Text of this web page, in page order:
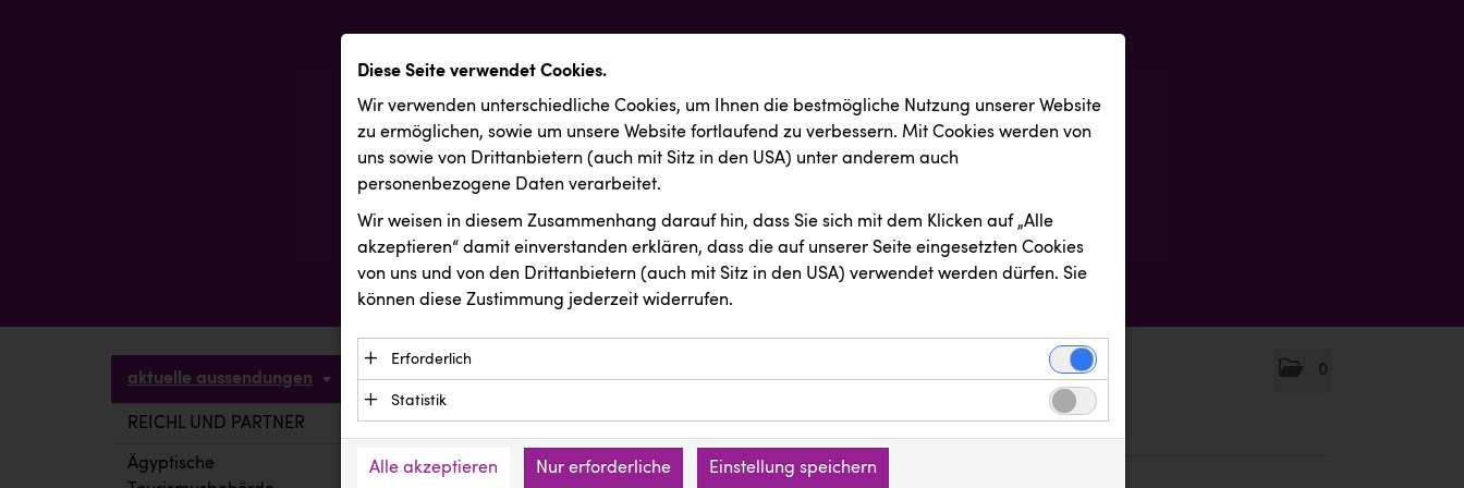
0
aktuelle aussendungen
REICHL UND PARTNER
Ägyptische
Diese Seite verwendet Cookies.
Wir verwenden unterschiedliche Cookies, um Ihnen die best­mögliche Nutzung unserer Website
zu ermöglichen, sowie um unsere Website fortlaufend zu verbessern. Mit Cookies werden von
uns sowie von Drittanbietern (auch mit Sitz in den USA) unter anderem auch
personenbezogene Daten verarbeitet.
Wir weisen in diesem Zusammenhang darauf hin, dass Sie sich mit dem Klicken auf „Alle
akzeptieren“ damit ein­ver­standen erklären, dass die auf unserer Seite eingesetzten Cookies
von uns und von den Drittanbietern (auch mit Sitz in den USA) verwendet werden dürfen. Sie
können diese Zustimmung jederzeit widerrufen.
Erforderlich
Essenzielle Cookies ermöglichen grundlegende Funktionen und sind für die einwandfreie
Funktion der Website erforderlich. Diese Cookies speichern keine personenbezogenen
Daten und werden an keine Dritten übermittelt.
Anbieter: Eigentümer der Website (Erstanbieter)
Statistik
verstehen, wie unsere Besucher unsere Website nutzen.
Alle akzeptieren Nur erforderliche Einstellung speichern